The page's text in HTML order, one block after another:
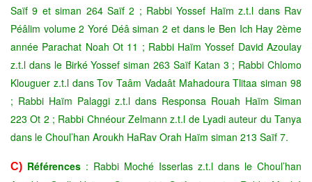
Saïf 9 et siman 264 Saïf 2 ; Rabbi Yossef Haïm z.t.l dans Rav
Péâlim volume 2 Yoré Déâ siman 2 et dans le Ben Ich Hay 2ème
année Parachat Noah Ot 11 ; Rabbi Haïm Yossef David Azoulay
z.t.l dans le Birké Yossef siman 263 Saïf Katan 3 ; Rabbi Chlomo
Klouguer z.t.l dans Tov Taâm Vadaât Mahadoura Tlitaa siman 98
; Rabbi Haïm Palaggi z.t.l dans Responsa Rouah Haïm Siman
223 Ot 2 ; Rabbi Chnéour Zelmann z.t.l de Lyadi auteur du Tanya
dans le Choul’han Aroukh HaRav Orah Haïm siman 213 Saïf 7.
C) Références : Rabbi Moché Isserlas z.t.l dans le Choul’han